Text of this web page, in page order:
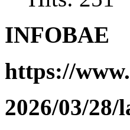
INFOBAE
https://
2026/03/28/